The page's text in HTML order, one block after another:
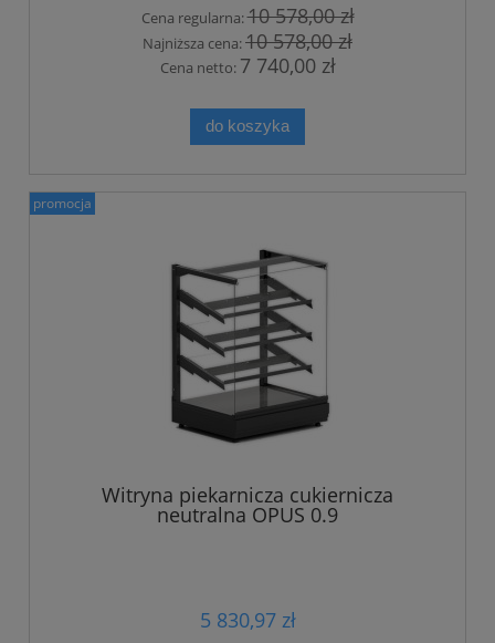
Cena regularna:10 578,00 zł
Najniższa cena:10 578,00 zł
Cena netto: 7 740,00 zł
do koszyka
Witryna piekarnicza cukiernicza
neutralna OPUS 0.9
5 830,97 zł
promocja